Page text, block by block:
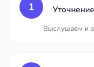
1
Выслушаем и